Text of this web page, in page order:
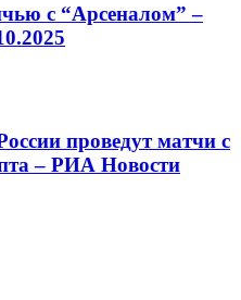
с “Арсеналом” –
проведут матчи с
– РИА Новости